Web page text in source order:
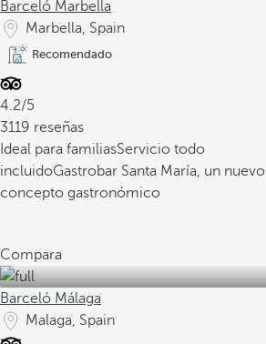
Barceló Marbella
Marbella, Spain
Recomendado
4.2/5
3119 reseñas
Ideal para familiasServicio todo
incluidoGastrobar Santa María, un nuevo
concepto gastronómico
Compara
Barceló Málaga
Malaga, Spain